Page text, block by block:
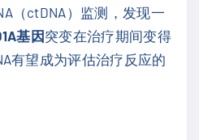
（ctDNA）监测，发现一
基因突变在治疗期间变得
有望成为评估治疗反应的